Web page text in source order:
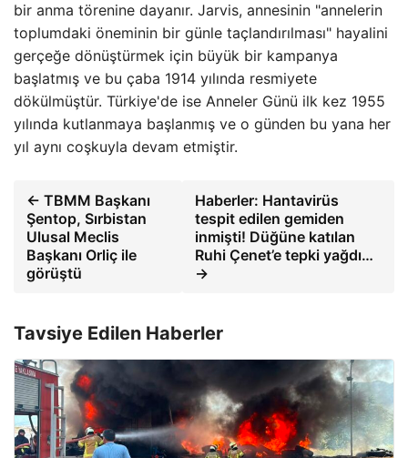
bir anma törenine dayanır. Jarvis, annesinin "annelerin
toplumdaki öneminin bir günle taçlandırılması" hayalini
gerçeğe dönüştürmek için büyük bir kampanya
başlatmış ve bu çaba 1914 yılında resmiyete
dökülmüştür. Türkiye'de ise Anneler Günü ilk kez 1955
yılında kutlanmaya başlanmış ve o günden bu yana her
yıl aynı coşkuyla devam etmiştir.
← TBMM Başkanı
Şentop, Sırbistan
Ulusal Meclis
Başkanı Orliç ile
görüştü
Haberler: Hantavirüs
tespit edilen gemiden
inmişti! Düğüne katılan
Ruhi Çenet’e tepki yağdı…
→
Tavsiye Edilen Haberler